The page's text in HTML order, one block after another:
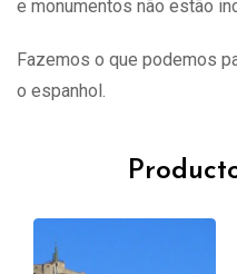
e monumentos não estão
Fazemos o que podemos
o espanhol.